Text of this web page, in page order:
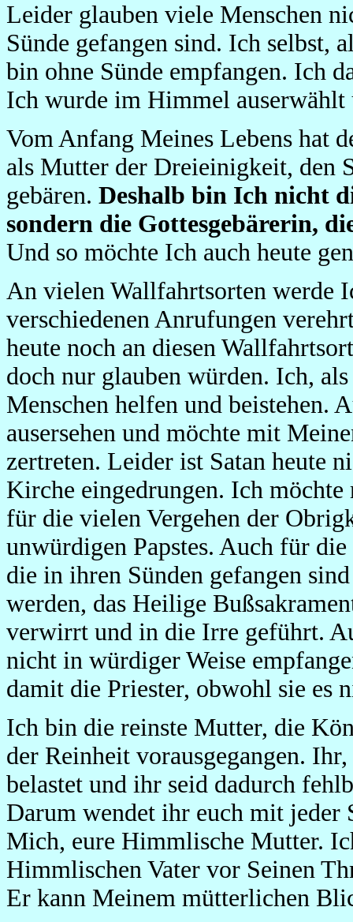
Leider glauben viele Menschen
Sünde gefangen sind. Ich selbst,
bin ohne Sünde empfangen. Ich
Ich wurde im Himmel auserwählt
Vom Anfang Meines Lebens hat
als Mutter der Dreieinigkeit, den
gebären. Deshalb bin Ich nicht
sondern die Gottesgebärerin,
Und so möchte Ich auch heute
An vielen Wallfahrtsorten werde
verschiedenen Anrufungen
heute noch an diesen
doch nur glauben würden. Ich,
Menschen helfen und beistehen.
ausersehen und möchte mit
zertreten. Leider ist Satan heute
Kirche eingedrungen. Ich
für die vielen Vergehen der
unwürdigen Papstes. Auch für
die in ihren Sünden gefangen
werden, das Heilige
verwirrt und in die Irre geführt.
nicht in würdiger Weise
damit die Priester, obwohl sie es
Ich bin die reinste Mutter, die
der Reinheit vorausgegangen.
belastet und ihr seid dadurch
Darum wendet ihr euch mit jeder
Mich, eure Himmlische Mutter.
Himmlischen Vater vor Seinen
Er kann Meinem mütterlichen